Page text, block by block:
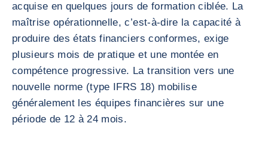
acquise en quelques jours de formation ciblée. La
maîtrise opérationnelle, c’est-à-dire la capacité à
produire des états financiers conformes, exige
plusieurs mois de pratique et une montée en
compétence progressive. La transition vers une
nouvelle norme (type IFRS 18) mobilise
généralement les équipes financières sur une
période de 12 à 24 mois.